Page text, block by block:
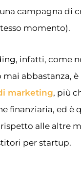
campagna di
momento).
infatti, come
abbastanza,
marketing, più
finanziaria, ed è
alle altre
per startup.